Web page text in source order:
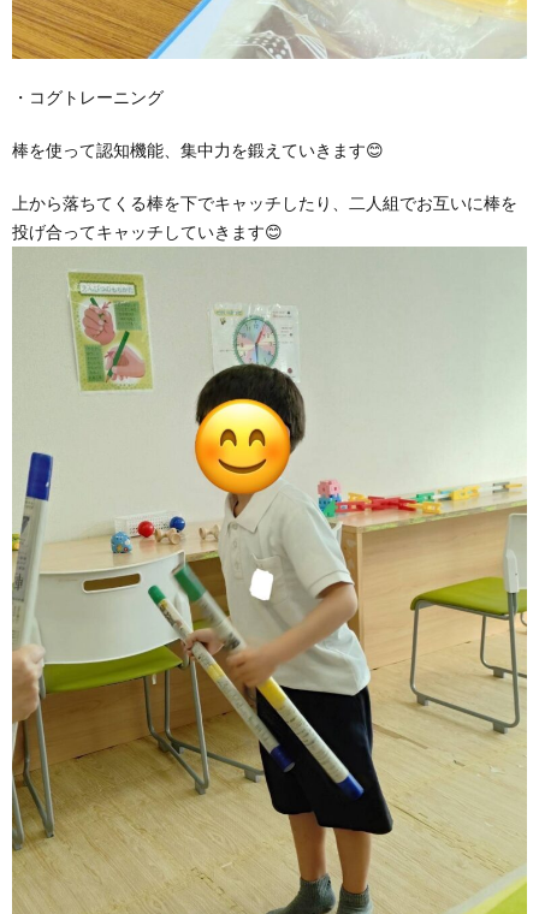
・コグトレーニング
棒を使って認知機能、集中力を鍛えていきます😊
上から落ちてくる棒を下でキャッチしたり、二人組でお互いに棒を
投げ合ってキャッチしていきます😊